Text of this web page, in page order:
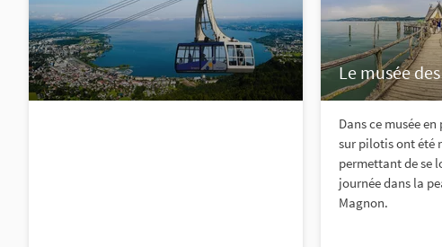
Le musée
Dans ce musée
sur pilotis ont été
permettant de se
journée dans la
Magnon.